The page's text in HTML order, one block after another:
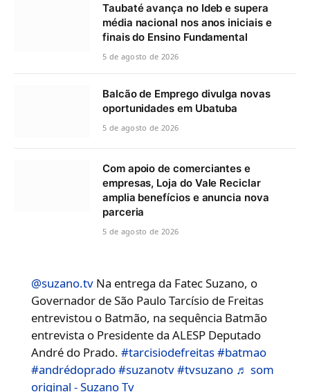
Taubaté avança no Ideb e supera
média nacional nos anos iniciais e
finais do Ensino Fundamental
5 de agosto de 2026
Balcão de Emprego divulga novas
oportunidades em Ubatuba
5 de agosto de 2026
Com apoio de comerciantes e
empresas, Loja do Vale Reciclar
amplia benefícios e anuncia nova
parceria
5 de agosto de 2026
@suzano.tv Na entrega da Fatec Suzano, o
Governador de São Paulo Tarcísio de Freitas
entrevistou o Batmão, na sequência Batmão
entrevista o Presidente da ALESP Deputado
André do Prado.#tarcisiodefreitas#batmao
#andrédoprado#suzanotv#tvsuzano ♬ som
original - Suzano Tv